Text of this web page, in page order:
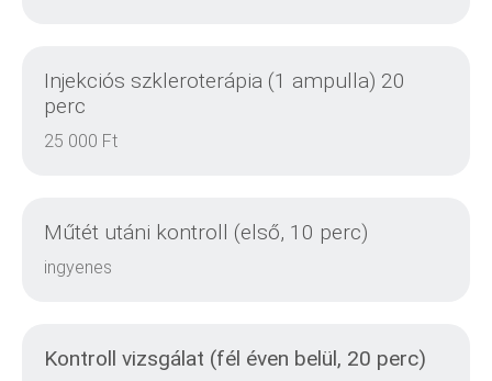
DETAILS
DETAILS
Injekciós szkleroterápia (1 ampulla) 20
perc
25 000 Ft
Műtét utáni kontroll (első, 10 perc)
ingyenes
Kontroll vizsgálat (fél éven belül, 20 perc)